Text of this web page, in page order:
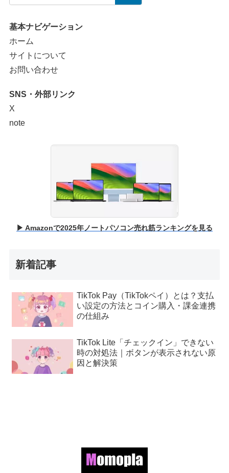
基本ナビゲーション
ホーム
サイトについて
お問い合わせ
SNS・外部リンク
X
note
▶ Amazonで2025年ノートパソコン売れ筋ランキングを見る
新着記事
TikTok Pay（TikTokペイ）とは？支払
い設定の方法とコイン購入・課金連携
の仕組み
TikTok Lite「チェックイン」できない
時の対処法｜ボタンが表示されない原
因と解決策